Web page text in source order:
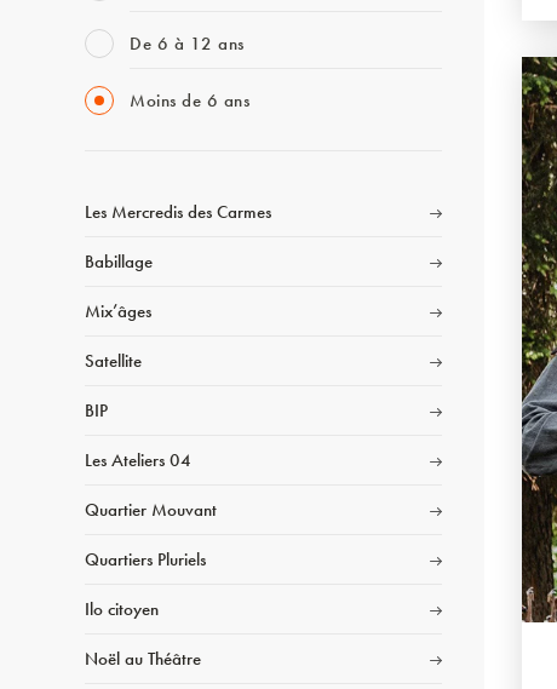
De 6 à 12 ans
Moins de 6 ans
Les Mercredis des Carmes
Babillage
Mix’âges
Satellite
BIP
Les Ateliers 04
Quartier Mouvant
Quartiers Pluriels
Ilo citoyen
Noël au Théâtre